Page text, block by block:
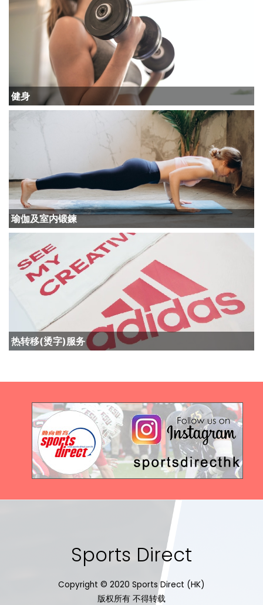
健身
瑜伽及室内锻鍊
热转移(烫字)服务
Sports Direct
Copyright © 2020 Sports Direct (HK)
版权所有 不得转载